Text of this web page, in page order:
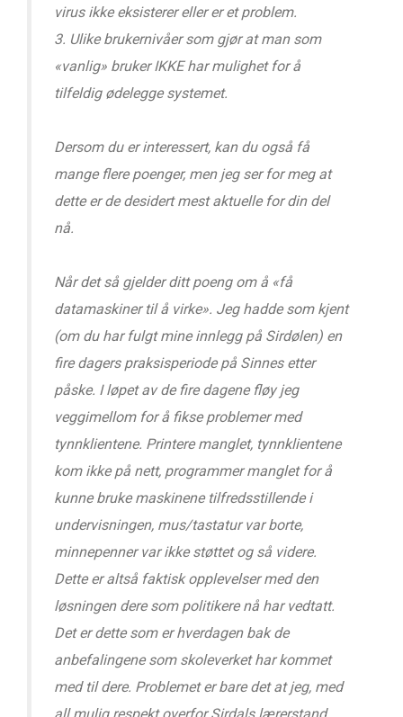
virus ikke eksisterer eller er et problem.
3. Ulike brukernivåer som gjør at man som
«vanlig» bruker IKKE har mulighet for å
tilfeldig ødelegge systemet.
Dersom du er interessert, kan du også få
mange flere poenger, men jeg ser for meg at
dette er de desidert mest aktuelle for din del
nå.
Når det så gjelder ditt poeng om å «få
datamaskiner til å virke». Jeg hadde som kjent
(om du har fulgt mine innlegg på Sirdølen) en
fire dagers praksisperiode på Sinnes etter
påske. I løpet av de fire dagene fløy jeg
veggimellom for å fikse problemer med
tynnklientene. Printere manglet, tynnklientene
kom ikke på nett, programmer manglet for å
kunne bruke maskinene tilfredsstillende i
undervisningen, mus/tastatur var borte,
minnepenner var ikke støttet og så videre.
Dette er altså faktisk opplevelser med den
løsningen dere som politikere nå har vedtatt.
Det er dette som er hverdagen bak de
anbefalingene som skoleverket har kommet
med til dere. Problemet er bare det at jeg, med